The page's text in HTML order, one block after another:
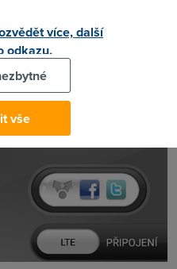
více, další
odkazu.
vše